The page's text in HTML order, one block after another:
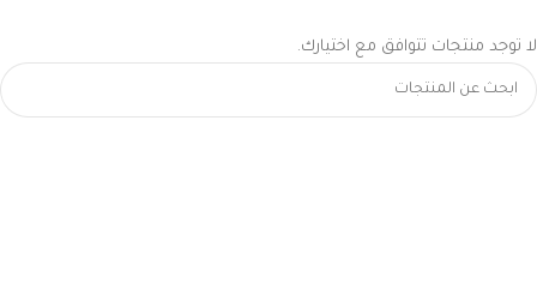
لا توجد منتجات تتوافق مع اختيارك.